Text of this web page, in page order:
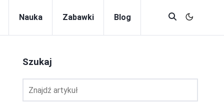
Nauka Zabawki Blog
Szukaj